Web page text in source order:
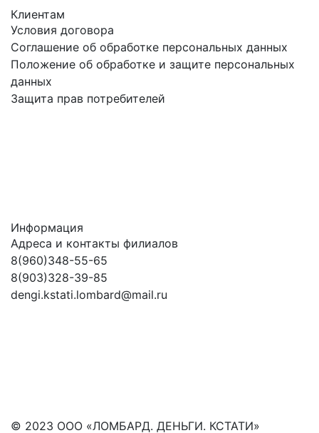
Клиентам
Условия договора
Соглашение об обработке персональных данных
Положение об обработке и защите персональных
данных
Защита прав потребителей
Информация
Адреса и контакты филиалов
8(960)348-55-65
8(903)328-39-85
dengi.kstati.lombard@mail.ru
© 2023 ООО «ЛОМБАРД. ДЕНЬГИ. КСТАТИ»